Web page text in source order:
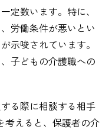
定数います。特に、
労働条件が悪いとい
示唆されています。
子どもの介護職への
る際に相談する相手
考えると、保護者の介